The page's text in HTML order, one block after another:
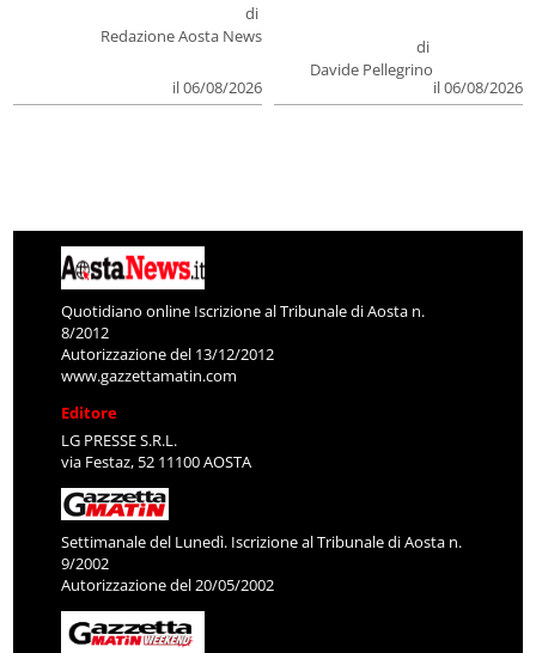
di
Redazione Aosta News
il 06/08/2026
di
Davide Pellegrino
il 06/08/2026
Quotidiano online Iscrizione al Tribunale di Aosta n.
8/2012
Autorizzazione del 13/12/2012
www.gazzettamatin.com
Editore
LG PRESSE S.R.L.
via Festaz, 52 11100 AOSTA
Settimanale del Lunedì. Iscrizione al Tribunale di Aosta n.
9/2002
Autorizzazione del 20/05/2002